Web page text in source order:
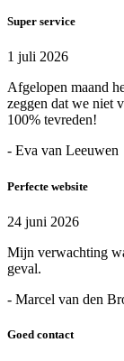
Super service
1 juli 2026
Afgelopen maand
zeggen dat we niet
100% tevreden!
- Eva van Leeuwen
Perfecte website
24 juni 2026
Mijn verwachting
geval.
- Marcel van den
Goed contact